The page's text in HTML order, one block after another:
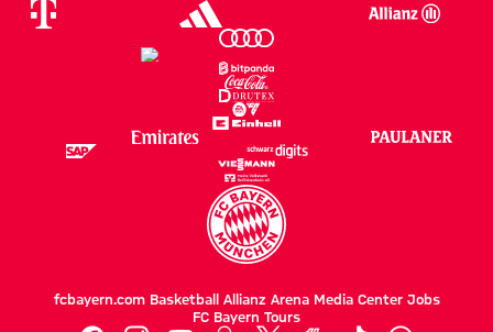
fcbayern.com Basketball Allianz Arena Media Center Jobs
FC Bayern Tours